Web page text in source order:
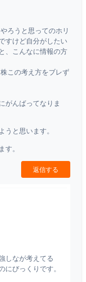
ろうと思ってのホリ
すけど自分がしたい
、こんなに情報の方
この考え方をブレず
がんばってなりま
うと思います。
す。
返信する
しなが考えてる
にびっくりです。